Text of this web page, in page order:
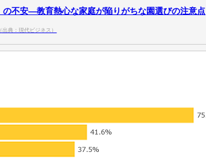
不安―教育熱心な家庭が陥りがちな園選びの注意点
（出典：現代ビジネス）